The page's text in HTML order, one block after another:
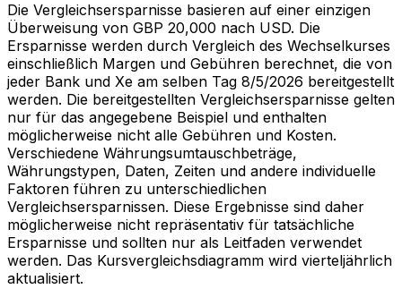
Die Vergleichsersparnisse basieren auf einer einzigen
Überweisung von GBP 20,000 nach USD. Die
Ersparnisse werden durch Vergleich des Wechselkurses
einschließlich Margen und Gebühren berechnet, die von
jeder Bank und Xe am selben Tag 8/5/2026 bereitgestellt
werden. Die bereitgestellten Vergleichsersparnisse gelten
nur für das angegebene Beispiel und enthalten
möglicherweise nicht alle Gebühren und Kosten.
Verschiedene Währungsumtauschbeträge,
Währungstypen, Daten, Zeiten und andere individuelle
Faktoren führen zu unterschiedlichen
Vergleichsersparnissen. Diese Ergebnisse sind daher
möglicherweise nicht repräsentativ für tatsächliche
Ersparnisse und sollten nur als Leitfaden verwendet
werden. Das Kursvergleichsdiagramm wird vierteljährlich
aktualisiert.